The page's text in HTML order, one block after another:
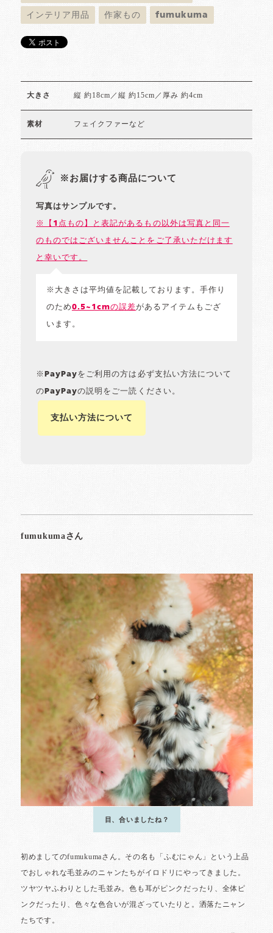
インテリア用品 作家もの fumukuma
大きさ 縦 約18cm／縦 約15cm／厚み 約4cm
素材 フェイクファーなど
※お届けする商品について
写真はサンプルです。
※【1点もの】と表記があるもの以外は写真と同一
のものではございませんことをご了承いただけます
と幸いです。
※大きさは平均値を記載しております。手作り
のため0.5~1cmの誤差があるアイテムもござ
います。
※PayPayをご利用の方は必ず支払い方法について
のPayPayの説明をご一読ください。
支払い方法について